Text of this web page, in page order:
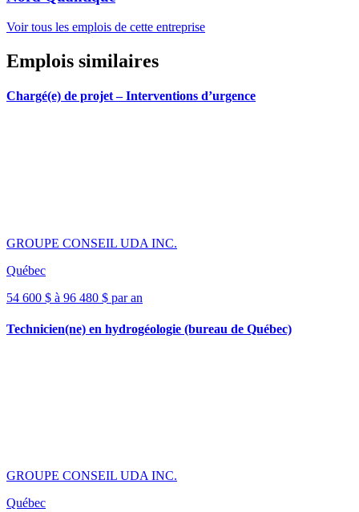
Voir tous les emplois de cette entreprise
Emplois similaires
Chargé(e) de projet – Interventions d’urgence
GROUPE CONSEIL UDA INC.
Québec
54 600 $ à 96 480 $ par an
Technicien(ne) en hydrogéologie (bureau de Québec)
GROUPE CONSEIL UDA INC.
Québec